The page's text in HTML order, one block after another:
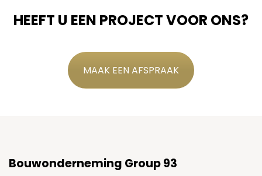
HEEFT U EEN PROJECT VOOR ONS?
MAAK EEN AFSPRAAK
Bouwonderneming Group 93